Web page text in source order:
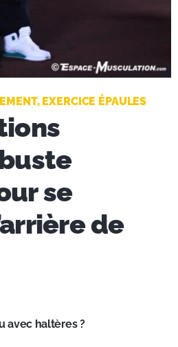
, EXERCICE ÉPAULES
se
de
avec haltères ?